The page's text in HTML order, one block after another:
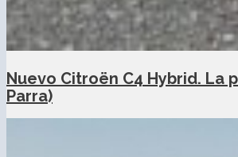
Nuevo Citroën C4 Hybrid. La
Parra)